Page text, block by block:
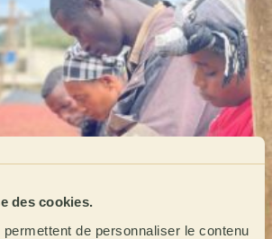
des cookies.
de personnaliser le contenu